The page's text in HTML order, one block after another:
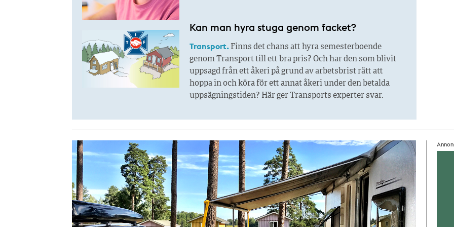
Kan man hyra stuga genom facket?
Transport.Finns det chans att hyra semesterboende
genom Transport till ett bra pris? Och har den som blivit
uppsagd från ett åkeri på grund av arbetsbrist rätt att
hoppa in och köra för ett annat åkeri under den betalda
uppsägningstiden? Här ger Transports experter svar.